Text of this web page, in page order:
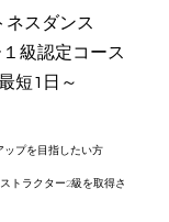
ネスダンス
級認定コース
短1日～
ップを目指したい方
トラクター2級を取得さ